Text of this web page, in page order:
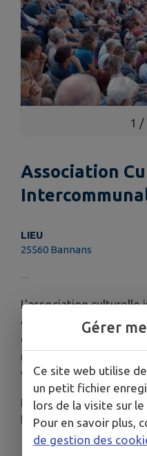
1 /
Association
LIEU
25560 Bannans
L'association culturelle
créée en 2007. Elle a
de spectacles et de
notamment le festival
vivre le théâtre
Retrouvez toutes les
l'association sur le site
Gérer
Ce site web utilise
un petit fichier
lors de la visite sur le
Pour en savoir plus,
de gestion des